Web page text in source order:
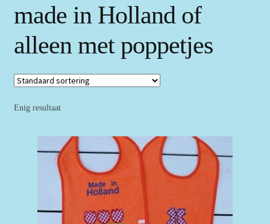
made in Holland of
alleen met poppetjes
Enig resultaat